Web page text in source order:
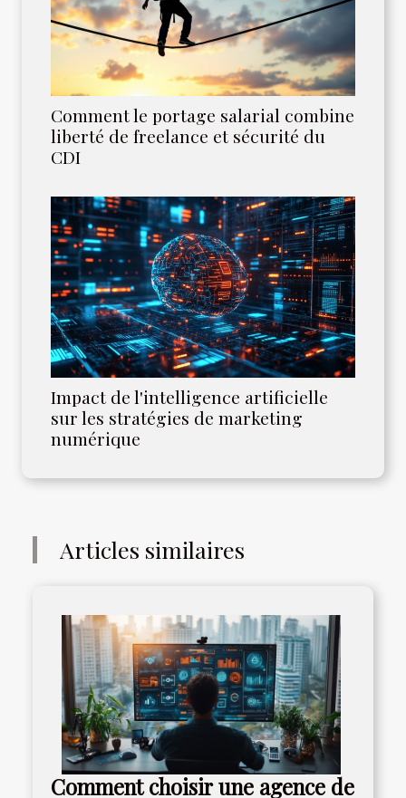
Comment le portage salarial combine
liberté de freelance et sécurité du
CDI
Impact de l'intelligence artificielle
sur les stratégies de marketing
numérique
Articles similaires
Comment choisir une agence de